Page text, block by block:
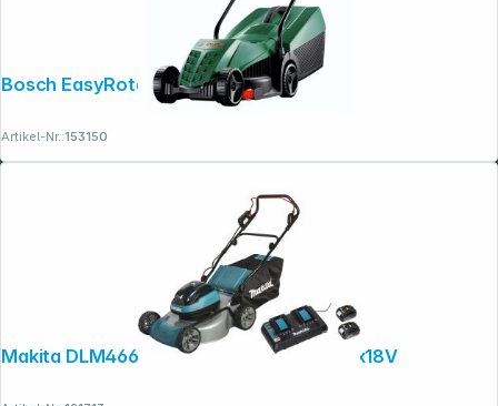
Bosch EasyRotak 32-235 Rasenmäher
Artikel-Nr.:153150
Makita DLM466PT2 Akku-Rasenmäher 2x18V